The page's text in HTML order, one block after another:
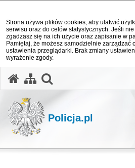
Strona używa plików cookies, aby ułatwić
serwisu oraz do celów statystycznych. Jeśli
zgadzasz się na ich użycie oraz zapisanie w
Pamiętaj, że możesz samodzielnie zarządzać
ustawienia przeglądarki. Brak zmiany
wyrażenie zgody.
Policja.pl